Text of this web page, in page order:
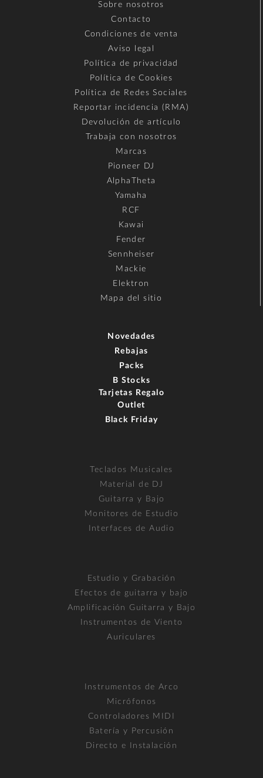
Sobre nosotros
Contacto
Condiciones de venta
Aviso legal
Política de privacidad
Política de Cookies
Política de Redes Sociales
Reportar incidencia (RMA)
Devolución de artículo
Trabaja con nosotros
Marcas
Pioneer DJ
AlphaTheta
Yamaha
RCF
Kawai
Fender
Sennheiser
Mackie
Elektron
Mapa del sitio
Novedades
Rebajas
Packs
B Stocks
Tarjetas Regalo
Outlet
Black Friday
Teclados Musicales
Material de DJ
Guitarra y Bajo
Monitores de Estudio
Interfaces de Audio
Estudio y Grabación
Efectos de guitarra y bajo
Amplificación Guitarra y Bajo
Instrumentos de Viento
Auriculares
Instrumentos de Arco
Micrófonos
Controladores MIDI
Batería y Percusión
Directo e Instalación